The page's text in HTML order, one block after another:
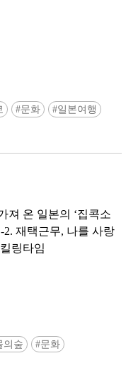
문화 일본여행
져 온 일본의 ‘집콕소
2. 재택근무, 나를 사랑
링타임
의숲 문화